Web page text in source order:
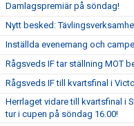
Damlagspremiär på söndag!
Nytt besked:
Inställda evenemang och
Rågsveds IF tar ställning MOT
Rågsveds IF till kvartsfinal i
Herrlaget vidare till kvartsfinal i
tur i cupen på söndag 16.00!